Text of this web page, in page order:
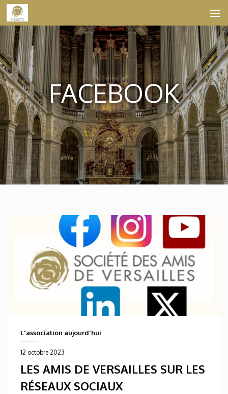
Skip to content
FACEBOOK
L'association aujourd'hui
12 octobre 2023
LES AMIS DE VERSAILLES SUR LES
RÉSEAUX SOCIAUX